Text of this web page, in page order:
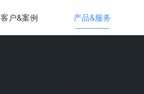
客户&案例 产品&服务